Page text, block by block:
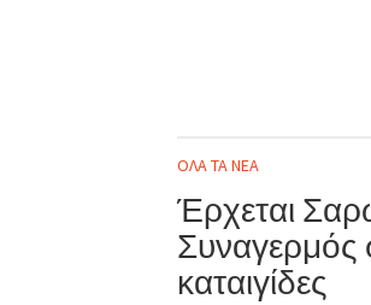
ΟΛΑ ΤΑ ΝΕΑ
Έρχεται
Συναγερμός
καταιγίδες